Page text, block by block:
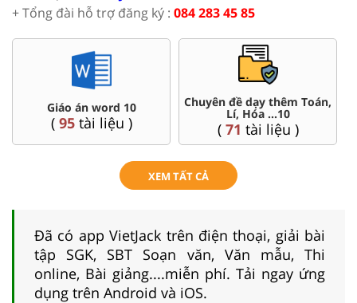
+ Tổng đài hỗ trợ đăng ký : 084 283 45 85
Đề thi HSG 10
(8tài liệu )
Trắc nghiệm đúng sai 10
(41tài liệu )
XEM TẤT CẢ
Đã có app VietJack trên điện thoại, giải bài
tập SGK, SBT Soạn văn, Văn mẫu, Thi
online, Bài giảng....miễn phí. Tải ngay ứng
dụng trên Android và iOS.